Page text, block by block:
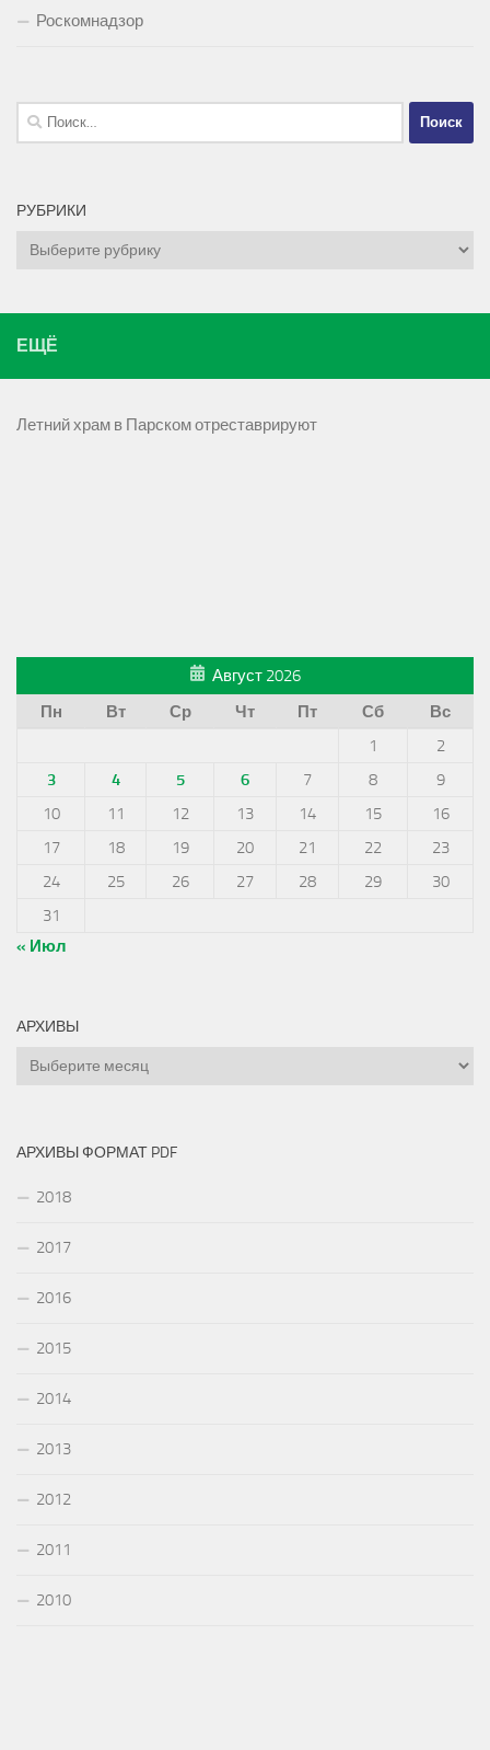
Роскомнадзор
Найти:
РУБРИКИ
Рубрики
ЕЩЁ
Летний храм в Парском отреставрируют
Август 2026
Пн
Вт Ср Чт Пт Сб
Вс
1
2
3
4 5 6 7 8
9
10
11 12 13 14 15
16
17
18 19 20 21 22
23
24
25 26 27 28 29
30
31
« Июл
АРХИВЫ
Архивы
АРХИВЫ ФОРМАТ PDF
2018
2017
2016
2015
2014
2013
2012
2011
2010